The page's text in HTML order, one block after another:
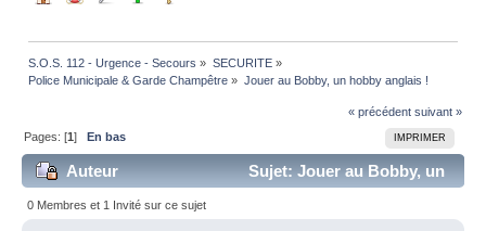
S.O.S. 112 - Urgence - Secours » SECURITE»
Police Municipale & Garde Champêtre » Jouer au Bobby, un hobby anglais !
« précédent suivant »
IMPRIMER
Pages: [1]En bas
Auteur
Sujet: Jouer au Bobby, un
hobby anglais ! (Lu 15726 fois)
0 Membres et 1 Invité sur ce sujet